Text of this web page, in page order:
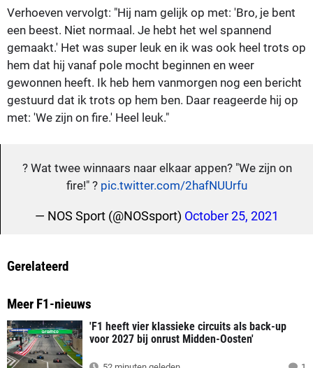
Verhoeven vervolgt: "Hij nam gelijk op met: 'Bro, je bent
een beest. Niet normaal. Je hebt het wel spannend
gemaakt.' Het was super leuk en ik was ook heel trots op
hem dat hij vanaf pole mocht beginnen en weer
gewonnen heeft. Ik heb hem vanmorgen nog een bericht
gestuurd dat ik trots op hem ben. Daar reageerde hij op
met: 'We zijn on fire.' Heel leuk."
? Wat twee winnaars naar elkaar appen? "We zijn on
fire!" ? pic.twitter.com/2hafNUUrfu
— NOS Sport (@NOSsport) October 25, 2021
Gerelateerd
Meer F1-nieuws
'F1 heeft vier klassieke circuits als back-up
voor 2027 bij onrust Midden-Oosten'